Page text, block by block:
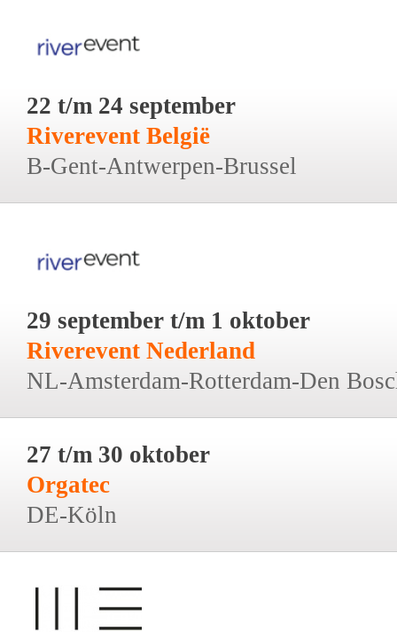
22 t/m 24 september
Riverevent België
B-Gent-Antwerpen-Brussel
29 september t/m 1 oktober
Riverevent Nederland
NL-Amsterdam-Rotterdam-Den
27 t/m 30 oktober
Orgatec
DE-Köln